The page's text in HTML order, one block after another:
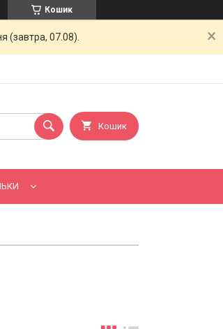
Кошик
(завтра, 07.08).
Кошик